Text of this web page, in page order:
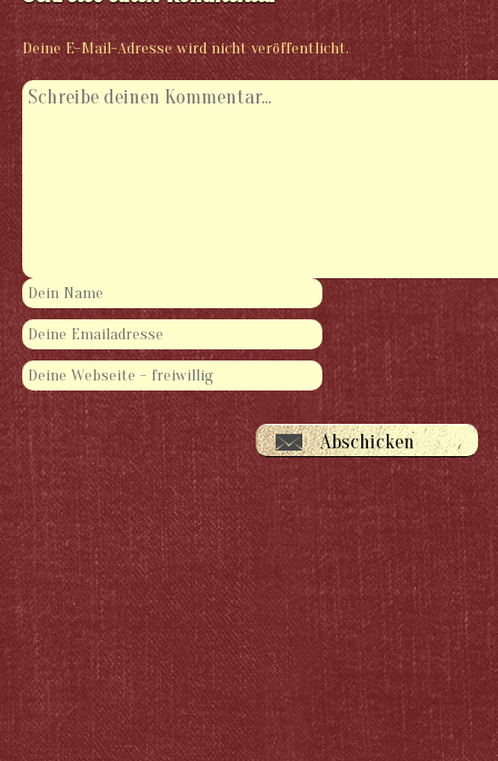
Deine E-Mail-Adresse wird nicht veröffentlicht.